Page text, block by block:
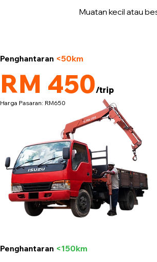
Muatan kecil atau
RM 450/trip
Penghantaran <50km
Harga Pasaran: RM650
Penghantaran <150km